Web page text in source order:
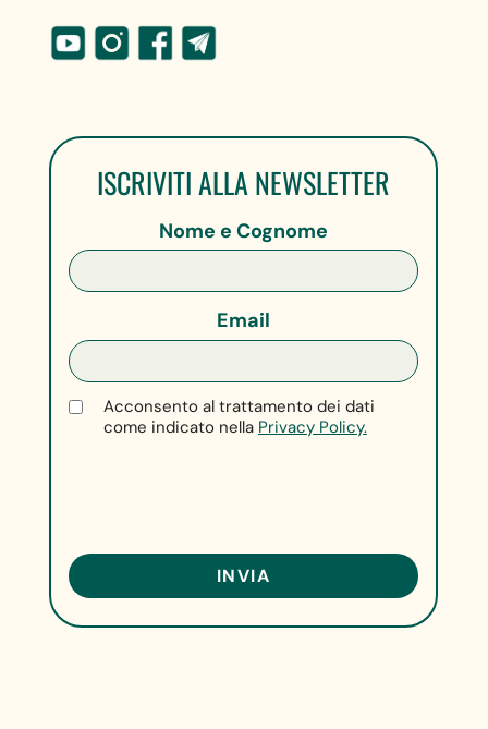
ISCRIVITI ALLA NEWSLETTER
Nome e Cognome
Email
Acconsento al trattamento dei dati
come indicato nella Privacy Policy.